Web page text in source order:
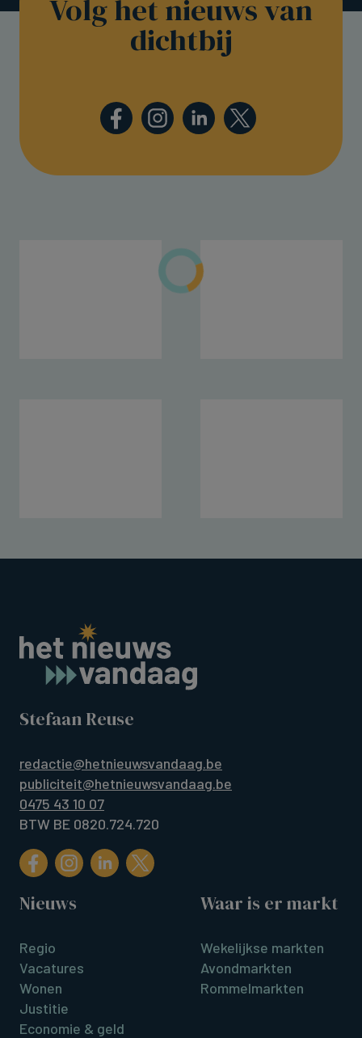
Volg het nieuws van
dichtbij
Stefaan Reuse
redactie@hetnieuwsvandaag.be
publiciteit@hetnieuwsvandaag.be
0475 43 10 07
BTW BE 0820.724.720
Nieuws
Regio
Vacatures
Wonen
Justitie
Economie & geld
Waar is er markt
Wekelijkse markten
Avondmarkten
Rommelmarkten